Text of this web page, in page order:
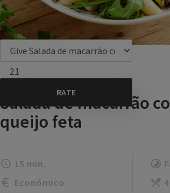
21
Salada de macarrão
queijo feta
15 min.
Económico